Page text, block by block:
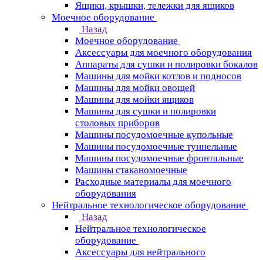
Ящики, крышки, тележки для ящиков
Моечное оборудование
Назад
Моечное оборудование
Аксессуары для моечного оборудования
Аппараты для сушки и полировки бокалов
Машины для мойки котлов и подносов
Машины для мойки овощей
Машины для мойки ящиков
Машины для сушки и полировки
столовых приборов
Машины посудомоечные купольные
Машины посудомоечные туннельные
Машины посудомоечные фронтальные
Машины стаканомоечные
Расходные материалы для моечного
оборудования
Нейтральное технологическое оборудование
Назад
Нейтральное технологическое
оборудование
Аксессуары для нейтрального